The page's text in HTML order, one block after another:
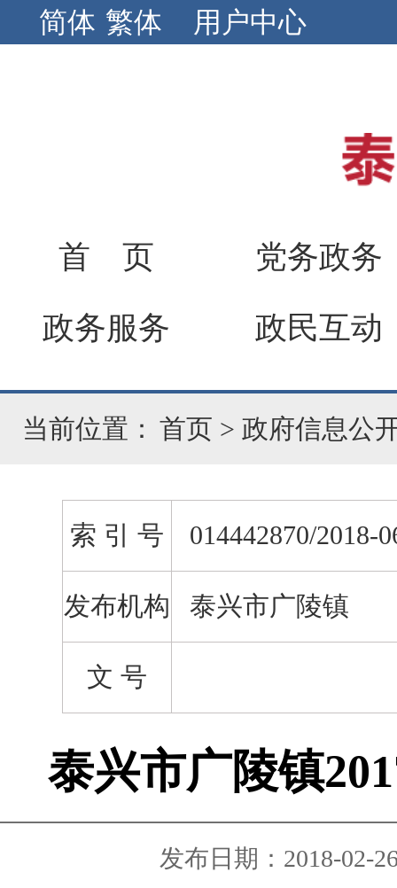
简体 繁体 用户中心
首 页
党务政务
政务服务
政民互动
当前位置： 首页 > 政府信息公
索 引 号 014442870/2018-
发布机构 泰兴市广陵镇
文 号
泰兴市广陵镇
发布日期：2018-02-